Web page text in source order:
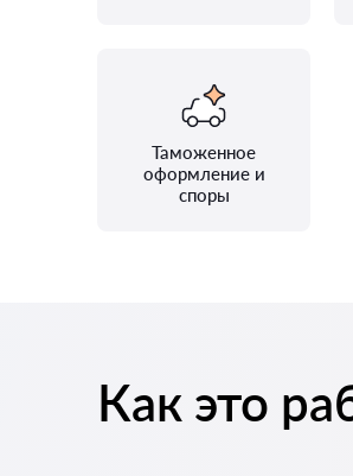
Таможенное
оформление и
споры
Как это